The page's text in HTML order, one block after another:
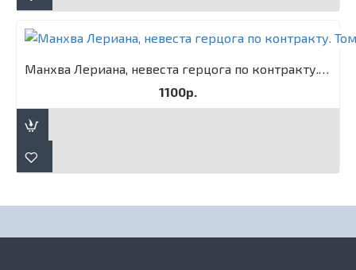
Манхва Лериана, невеста герцога по контракту. Том 3
1100р.